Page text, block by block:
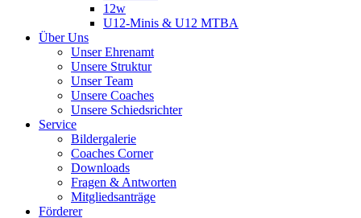
12w
U12-Minis & U12 MTBA
Über Uns
Unser Ehrenamt
Unsere Struktur
Unser Team
Unsere Coaches
Unsere Schiedsrichter
Service
Bildergalerie
Coaches Corner
Downloads
Fragen & Antworten
Mitgliedsanträge
Förderer